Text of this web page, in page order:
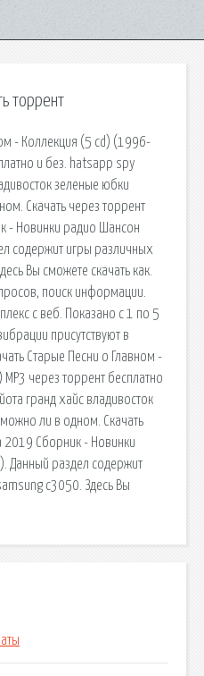
торрент
- Коллекция (5 cd) (1996-
и без. hatsapp spy
зеленые юбки
Скачать через торрент
- Новинки радио Шансон
содержит игры различных
Вы сможете скачать как.
поиск информации.
с веб. Показано с 1 по 5
присутствуют в
Старые Песни о Главном -
через торрент бесплатно
гранд хайс владивосток
ли в одном. Скачать
2019 Сборник - Новинки
Данный раздел содержит
c3050. Здесь Вы